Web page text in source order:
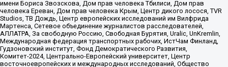
имени Бориса Звозскова, Дом прав человека Тбилиси, Дом прав
человека Ереван, Дом прав человека Крым, Центр дикого лосося, TVR
Studios, ТВ Дождь, Центр европейских исследований им Вилфрида
Мартенса, Сетевое объединение журналистов расследователей,
АЛЛАТРА, За свободную Россию, Свободная Бурятия, Uralic, UnKremlin,
Международная федерация транспортных рабочих, ИстЧам Финланд,
Гудзоновский институт, Фонд Демократического Развития,
Комитет-2024, Центрально-Европейский университет, Центр
восточноевропейских и международных исследований, Общество